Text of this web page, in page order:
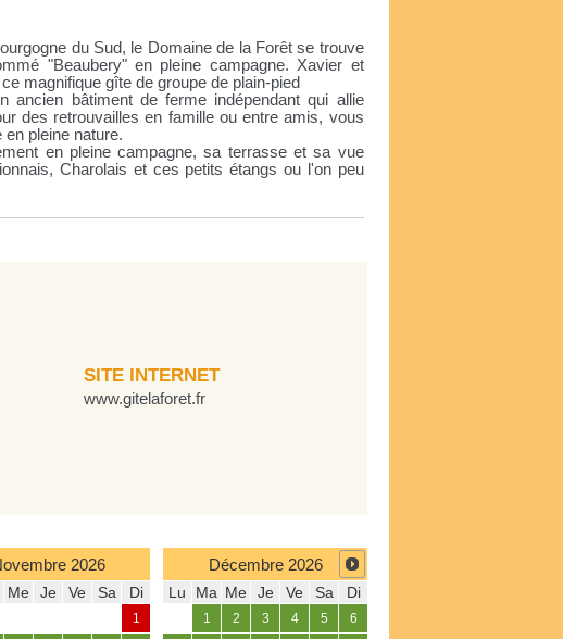
du Sud, le Domaine de la Forêt se trouve
"Beaubery" en pleine campagne. Xavier et
magnifique gîte de groupe de plain-pied
ancien bâtiment de ferme indépendant qui allie
des retrouvailles en famille ou entre amis, vous
pleine nature.
en pleine campagne, sa terrasse et sa vue
Charolais et ces petits étangs ou l'on peu
SITE INTERNET
www.gitelaforet.fr
2026
Me Je Ve Sa Di
1
Décembre 2026
Lu Ma Me Je Ve Sa Di
1 2 3 4 5 6